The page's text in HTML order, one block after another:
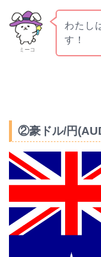
ミーコ
わたし
す！
②豪ドル/円